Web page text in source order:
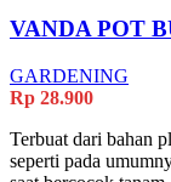
VANDA POT
GARDENING
Rp 28.900
Terbuat dari bahan
seperti pada